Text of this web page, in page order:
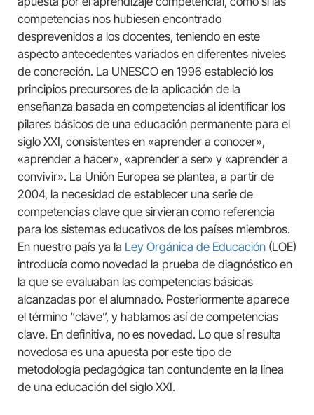
competencias nos hubiesen encontrado
desprevenidos a los docentes, teniendo en este
aspecto antecedentes variados en diferentes niveles
de concreción. La UNESCO en 1996 estableció los
principios precursores de la aplicación de la
enseñanza basada en competencias al identificar los
pilares básicos de una educación permanente para el
siglo XXI, consistentes en «aprender a conocer»,
«aprender a hacer», «aprender a ser» y «aprender a
convivir». La Unión Europea se plantea, a partir de
2004, la necesidad de establecer una serie de
competencias clave que sirvieran como referencia
para los sistemas educativos de los países miembros.
En nuestro país ya la Ley Orgánica de Educación (LOE)
introducía como novedad la prueba de diagnóstico en
la que se evaluaban las competencias básicas
alcanzadas por el alumnado. Posteriormente aparece
el término “clave”, y hablamos así de competencias
clave. En definitiva, no es novedad. Lo que sí resulta
novedosa es una apuesta por este tipo de
metodología pedagógica tan contundente en la línea
de una educación del siglo XXI.